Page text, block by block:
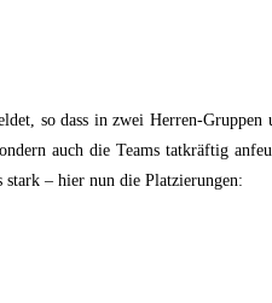
so dass in zwei Herren-Gruppen
auch die Teams tatkräftig
stark – hier nun die Platzierungen: